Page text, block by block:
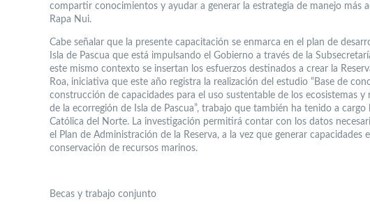
compartir conocimientos y ayudar a generar la estrategia de manejo más
Rapa Nui.
Cabe señalar que la presente capacitación se enmarca en el plan de
Isla de Pascua que está impulsando el Gobierno a través de la
este mismo contexto se insertan los esfuerzos destinados a crear la
Roa, iniciativa que este año registra la realización del estudio “Base de
construcción de capacidades para el uso sustentable de los ecosistemas y
de la ecorregión de Isla de Pascua”, trabajo que también ha tenido a cargo
Católica del Norte. La investigación permitirá contar con los datos
el Plan de Administración de la Reserva, a la vez que generar capacidades
conservación de recursos marinos.
Becas y trabajo conjunto